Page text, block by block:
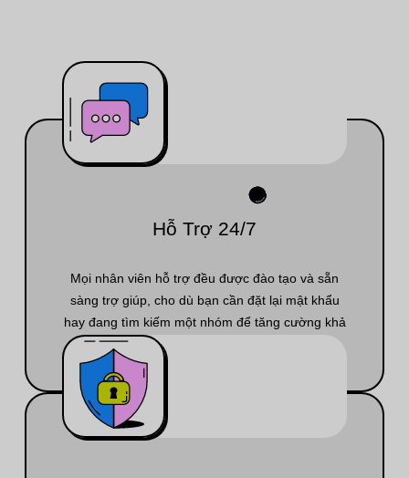
Hỗ Trợ 24/7
Mọi nhân viên hỗ trợ đều được đào tạo và sẵn
sàng trợ giúp, cho dù bạn cần đặt lại mật khẩu
hay đang tìm kiếm một nhóm để tăng cường khả
năng hiển thị trực tuyến của mình.